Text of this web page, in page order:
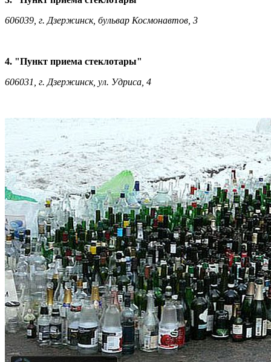
606039, г. Дзержинск, бульвар Космонавтов, 3
4. "Пункт приема стеклотары"
606031, г. Дзержинск, ул. Удриса, 4